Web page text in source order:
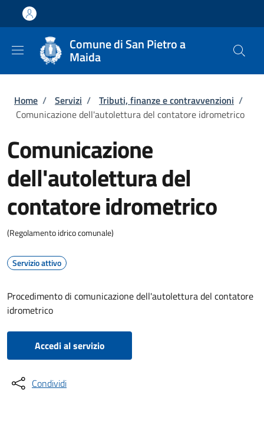
Salta al contenuto principale
Skip to footer content
Comune di San Pietro a
Maida
Briciole di pane
Home / Servizi / Tributi, finanze e contravvenzioni /
Comunicazione dell'autolettura del contatore idrometrico
Comunicazione
dell'autolettura del
contatore idrometrico
(Regolamento idrico comunale)
Servizio attivo
Procedimento di comunicazione dell'autolettura del contatore
idrometrico
Accedi al servizio
Condividi